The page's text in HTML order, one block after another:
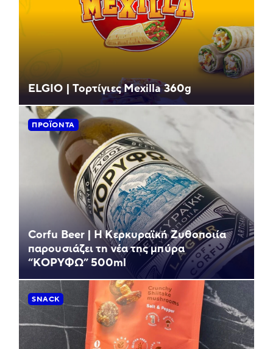
ELGIO | Τορτίγιες Mexilla 360g
ΠΡΟΪΌΝΤΑ
Corfu Beer | Η Κερκυραϊκή Ζυθοποιία
παρουσιάζει τη νέα της μπύρα
“ΚΟΡΥΦΩ” 500ml
SNACK